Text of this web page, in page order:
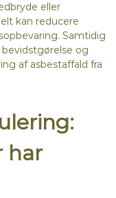
eller
kan reducere
Samtidig
og
af asbestaffald fra
har